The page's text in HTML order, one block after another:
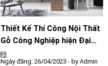
đơn giản của kệ tivi sẽ làm tăng
điểm nhấn cho căn phòng, đặc
biệt là trong trường hợp diện tích
không gian hạn chế.
Thiết Kế Thi Công Nội Thất
Gỗ Công Nghiệp hiện Đại
Căn Hộ Chung Cư
Ngày đăng: 26/04/2023 - by Admin